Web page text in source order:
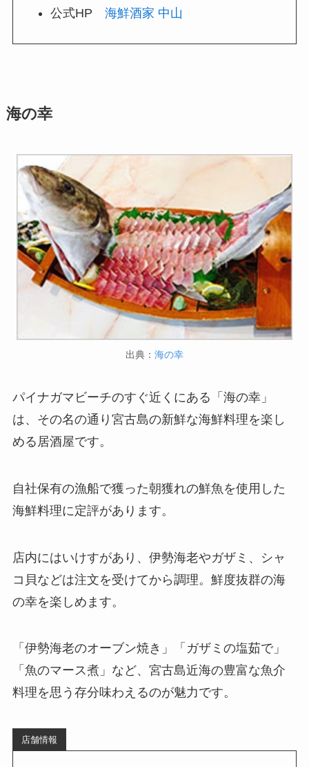
公式HP 海鮮酒家 中山
海の幸
出典： 海の幸
パイナガマビーチのすぐ近くにある「海の幸」
は、その名の通り宮古島の新鮮な海鮮料理を楽し
める居酒屋です。
自社保有の漁船で獲った朝獲れの鮮魚を使用した
海鮮料理に定評があります。
店内にはいけすがあり、伊勢海老やガザミ、シャ
コ貝などは注文を受けてから調理。鮮度抜群の海
の幸を楽しめます。
「伊勢海老のオーブン焼き」「ガザミの塩茹で」
「魚のマース煮」など、宮古島近海の豊富な魚介
料理を思う存分味わえるのが魅力です。
店舗情報